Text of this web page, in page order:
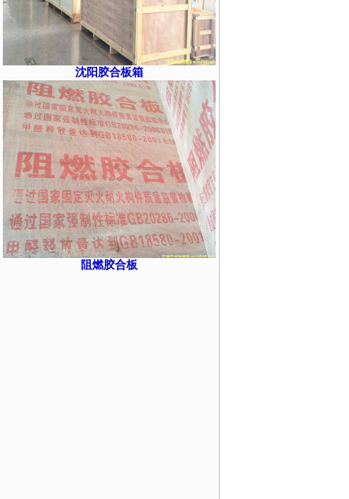
沈阳胶合板箱
阻燃胶合板